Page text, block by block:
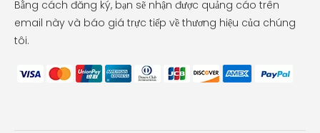
Bằng cách đăng ký, bạn sẽ nhận được quảng cáo trên
email này và báo giá trực tiếp về thương hiệu của chúng
tôi.